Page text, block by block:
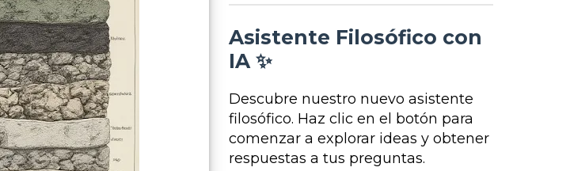
Asistente Filosófico con
IA ✨
Descubre nuestro nuevo asistente
filosófico. Haz clic en el botón para
comenzar a explorar ideas y obtener
respuestas a tus preguntas.